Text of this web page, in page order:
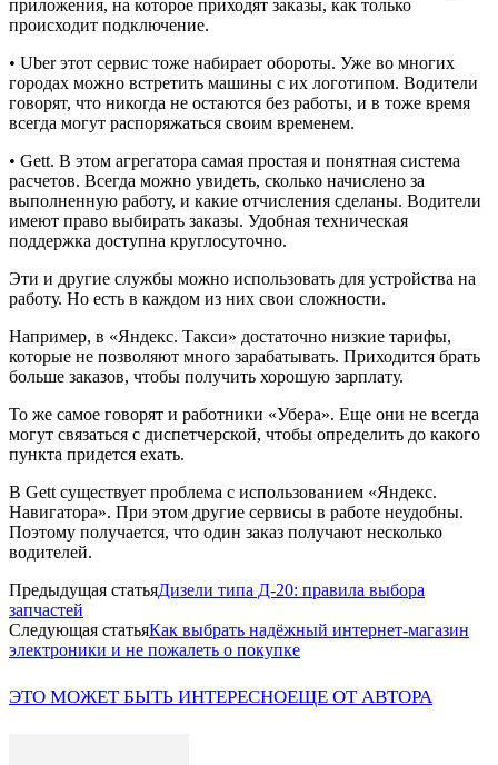
приложения, на которое приходят заказы, как только
происходит подключение.
• Uber этот сервис тоже набирает обороты. Уже во многих
городах можно встретить машины с их логотипом. Водители
говорят, что никогда не остаются без работы, и в тоже время
всегда могут распоряжаться своим временем.
• Gett. В этом агрегатора самая простая и понятная система
расчетов. Всегда можно увидеть, сколько начислено за
выполненную работу, и какие отчисления сделаны. Водители
имеют право выбирать заказы. Удобная техническая
поддержка доступна круглосуточно.
Эти и другие службы можно использовать для устройства на
работу. Но есть в каждом из них свои сложности.
Например, в «Яндекс. Такси» достаточно низкие тарифы,
которые не позволяют много зарабатывать. Приходится брать
больше заказов, чтобы получить хорошую зарплату.
То же самое говорят и работники «Убера». Еще они не всегда
могут связаться с диспетчерской, чтобы определить до какого
пункта придется ехать.
В Gett существует проблема с использованием «Яндекс.
Навигатора». При этом другие сервисы в работе неудобны.
Поэтому получается, что один заказ получают несколько
водителей.
Предыдущая статьяДизели типа Д-20: правила выбора
запчастей
Следующая статьяКак выбрать надёжный интернет-магазин
электроники и не пожалеть о покупке
ЭТО МОЖЕТ БЫТЬ ИНТЕРЕСНОЕЩЕ ОТ АВТОРА